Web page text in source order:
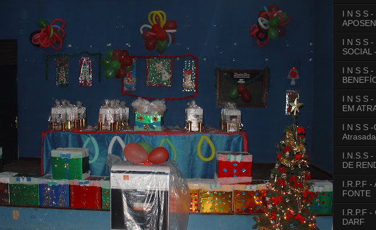
I N S S -
I N S S -
SOCIAL
I N S S -
I N S S -
EM
I N S S
I.N.S.S -
DE
I.R.P.F -
FONTE
I.R.P.F -
DARF